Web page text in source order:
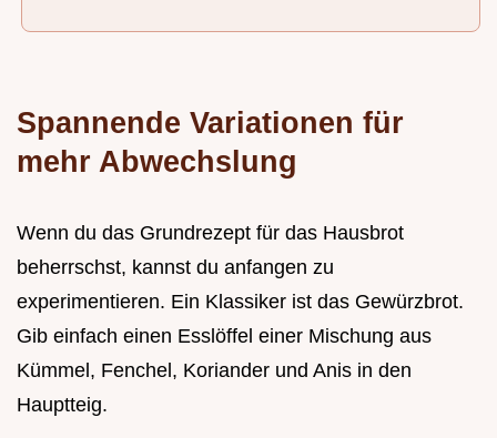
Spannende Variationen für
mehr Abwechslung
Wenn du das Grundrezept für das Hausbrot
beherrschst, kannst du anfangen zu
experimentieren. Ein Klassiker ist das Gewürzbrot.
Gib einfach einen Esslöffel einer Mischung aus
Kümmel, Fenchel, Koriander und Anis in den
Hauptteig.